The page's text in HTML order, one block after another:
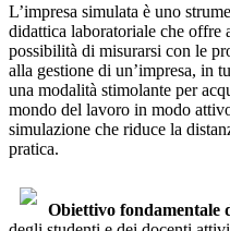
L’impresa simulata è uno
didattica laboratoriale che offre
possibilità di misurarsi con le
alla gestione di un’impresa, in
una modalità stimolante per
mondo del lavoro in modo
simulazione che riduce la
pratica.
Obiettivo fondamentale